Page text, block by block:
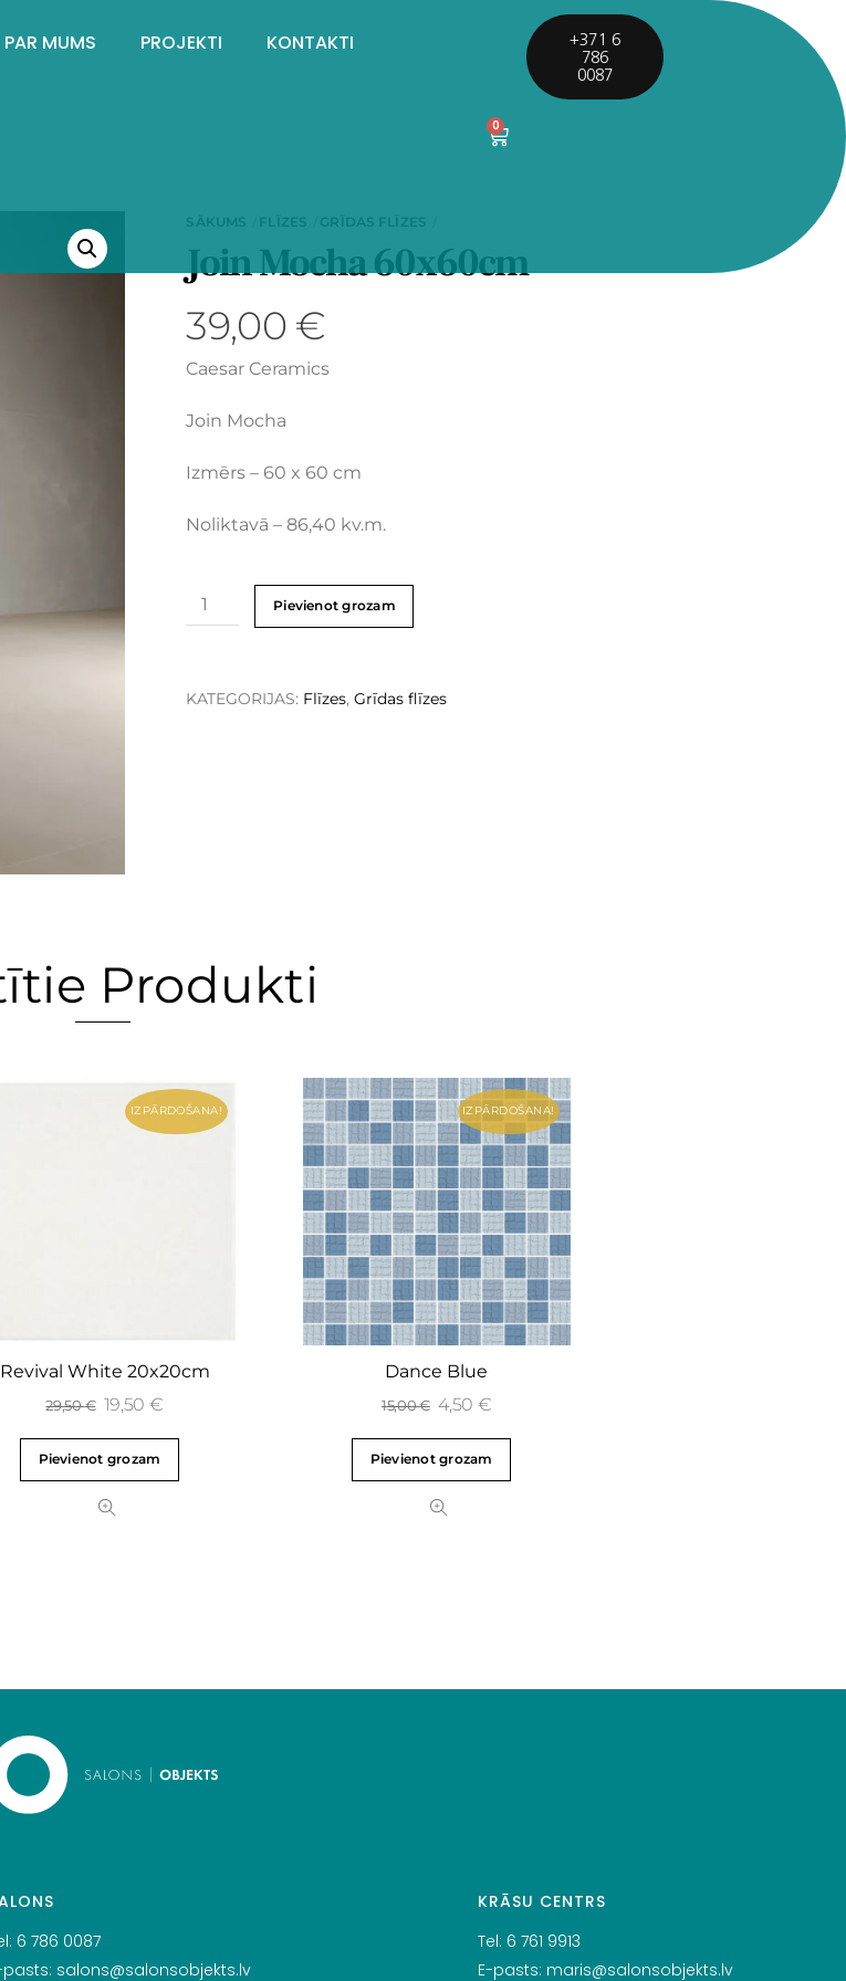
PAR MUMS PROJEKTI KONTAKTI
0
+371 6
786
0087
SĀKUMS FLĪZES GRĪDAS FLĪZES
Join Mocha 60x60cm
39,00 €
Caesar Ceramics
Join Mocha
Izmērs – 60 x 60 cm
Noliktavā – 86,40 kv.m.
Pievienot grozam
KATEGORIJAS: Flīzes,Grīdas flīzes
Produkti
IZPĀRDOŠANA!
Revival White 20x20cm
29,50€ 19,50 €
Pievienot grozam
IZPĀRDOŠANA!
Dance Blue
15,00€ 4,50 €
Pievienot grozam
6 786 0087
pasts: salons@salonsobjekts.lv
KRĀSU CENTRS
Tel: 6 761 9913
E-pasts: maris@salonsobjekts.lv